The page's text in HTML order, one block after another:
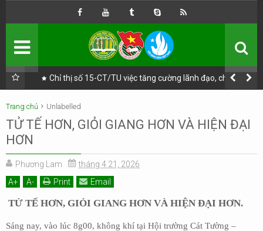
lãnh
Chỉ thị số 15-CT/TU việc tăng cường lãnh đạo, chỉ đạo
bảo đảm an ninh, an toàn thực phẩm trên địa bàn Thành
Trang chủ Unlabelled
TỬ TẾ HƠN, GIỎI GIANG HƠN VÀ HIỆN ĐẠI
HƠN
Phương Lam
tháng 4 21, 2026
A+ A- Print Email
TỬ TẾ HƠN, GIỎI GIANG HƠN VÀ HIỆN ĐẠI HƠN.
Sáng nay, vào lúc 8g00, không khí tại Hội trường Cát Tường –
GIỚI THIỆU
ĐOÀN TNCS HỒ CHÍ MINH
HỘI SINH VIÊN VIỆT NAM
3 PHONG TRÀO
HÀNH ĐỘNG CÁCH MẠNG
3 CHƯƠNG TRÌNH
TRANG CHỦ
HOẠT ĐỘNG ĐOÀN
HOẠT ĐỘNG HỘI